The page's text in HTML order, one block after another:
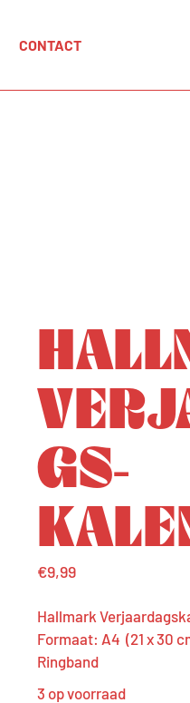
CONTACT
Mijn account
GS­
€9,99
Hallmark
Formaat: A4 (21 x 30
Ringband
3 op voorraad